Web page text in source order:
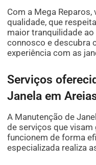
Com a Mega
qualidade, que
maior tranquilidade
connosco e descubra
experiência com as
Serviços
Janela em
A Manutenção de
de serviços que visam
funcionem de forma
especializada realiza